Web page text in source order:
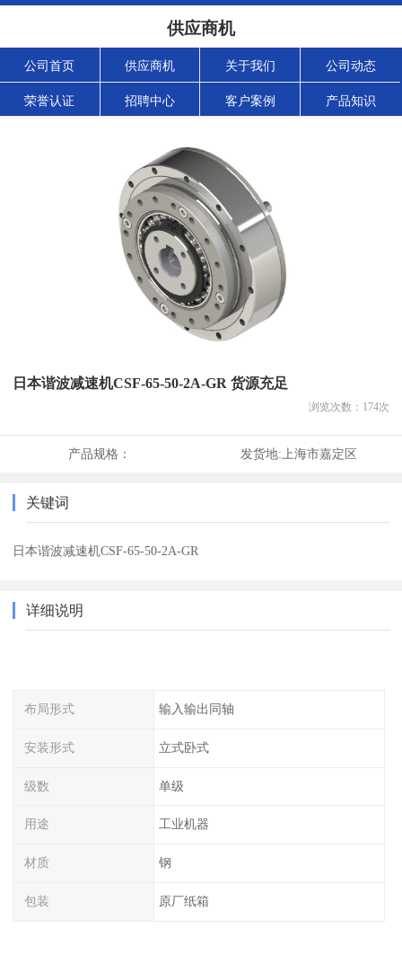
供应商机
公司首页 供应商机 关于我们 公司动态
荣誉认证 招聘中心 客户案例 产品知识
日本谐波减速机CSF-65-50-2A-GR 货源充足
浏览次数： 174次
产品规格： 发货地: 上海市嘉定区
关键词
日本谐波减速机CSF-65-50-2A-GR
详细说明
布局形式 输入输出同轴
安装形式 立式卧式
级数 单级
用途 工业机器
材质 钢
包装 原厂纸箱